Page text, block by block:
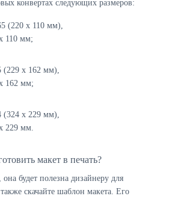
конвертах следующих размеров:
(220 х 110 мм),
110 мм;
(229 х 162 мм),
162 мм;
(324 х 229 мм),
229 мм.
макет в печать?
будет полезна дизайнеру для
скачайте шаблон макета. Его